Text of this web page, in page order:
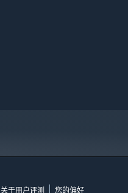
关于用户评测 您的偏好